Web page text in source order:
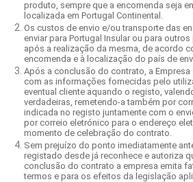
produto, sempre que a encomenda seja
localizada em Portugal Continental.
Os custos de envio e/ou transporte das
enviar para Portugal Insular ou para
após a realização da mesma, de acordo
encomenda e à localização do país de
Após a conclusão do contrato, a
com as informações fornecidas pelo
eventual cliente aquando o registo,
verdadeiras, remetendo-a também por
indicada no registo juntamente com o
por correio eletrónico para o endereço
momento de celebração do contrato.
Sem prejuízo do ponto imediatamente
registado desde já reconhece e autoriza
conclusão do contrato a empresa emita
termos e para os efeitos da legislação